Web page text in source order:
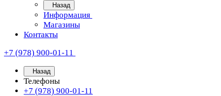
Назад
Информация
Магазины
Контакты
+7 (978) 900-01-11
Назад
Телефоны
+7 (978) 900-01-11